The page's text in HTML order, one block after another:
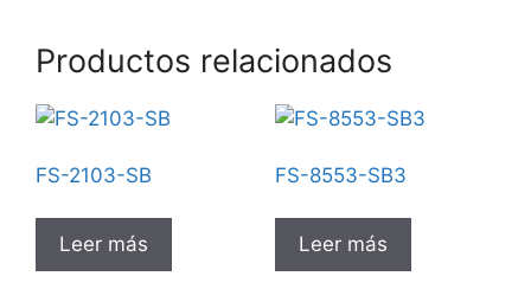
Productos relacionados
FS-2103-SB
Leer más
FS-8553-SB3
Leer más